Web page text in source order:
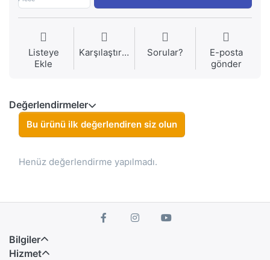
Listeye
Ekle
Karşılaştırma Sorular?
E-posta
gönder
Değerlendirmeler
Bu ürünü ilk değerlendiren siz olun
Henüz değerlendirme yapılmadı.
Bilgiler
Hizmet